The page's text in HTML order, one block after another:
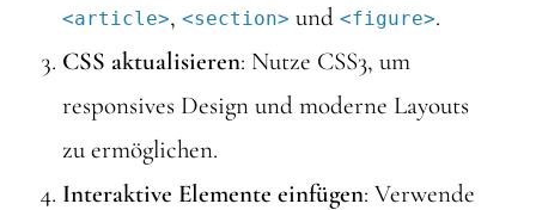
<article>,<section> und<figure>.
CSS aktualisieren: Nutze CSS3, um
responsives Design und moderne Layouts
zu ermöglichen.
Interaktive Elemente einfügen: Verwende